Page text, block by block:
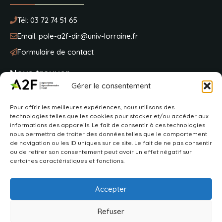
Gérer le consentement
Pour offrir les meilleures expériences, nous utilisons des
technologies telles que les cookies pour stocker et/ou accéder aux
informations des appareils. Le fait de consentir à ces technologies
nous permettra de traiter des données telles que le comportement
de navigation ou les ID uniques sur ce site. Le fait de ne pas consentir
ou de retirer son consentement peut avoir un effet négatif sur
certaines caractéristiques et fonctions.
Accepter
Refuser
Tél: 03 72 74 51 65
Email: pole-a2f-dir@univ-lorraine.fr
Formulaire de contact
Nous trouver
BP 20163
2 avenue de la fôret de Haye
54505 Vandoeuvre-lès-Nancy
VOIR SUR MAPS
2026 © Pôle A2F